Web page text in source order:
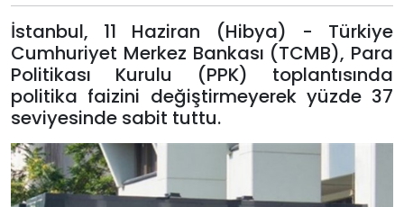
İstanbul, 11 Haziran (Hibya) - Türkiye
Cumhuriyet Merkez Bankası (TCMB), Para
Politikası Kurulu (PPK) toplantısında
politika faizini değiştirmeyerek yüzde 37
seviyesinde sabit tuttu.